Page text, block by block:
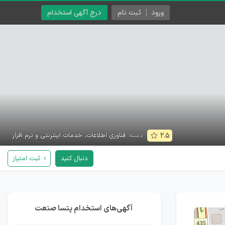
درج آگهی استخدام ورود ثبت نام
۲.۵ دسته:فناوری اطلاعات، خدمات اینترنتی و نرم افزار
دنبال کنید ثبت امتیاز
آگهی‌های استخدام پتسا صنعت